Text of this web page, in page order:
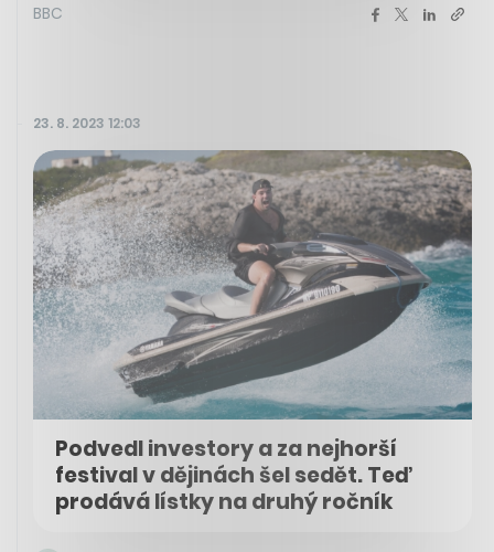
BBC
23. 8. 2023 12:03
Podvedl investory a za nejhorší
festival v dějinách šel sedět. Teď
prodává lístky na druhý ročník